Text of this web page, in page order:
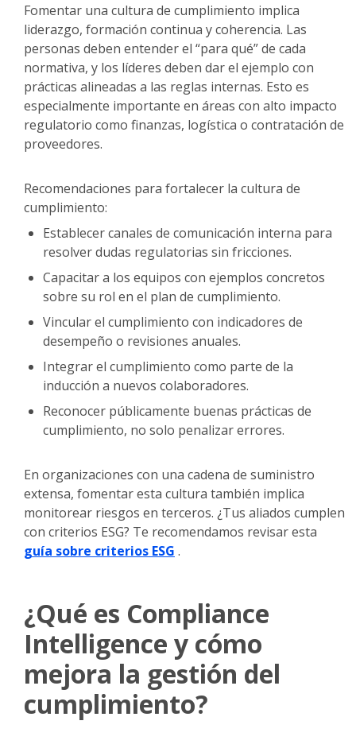
Fomentar una cultura de cumplimiento implica
liderazgo, formación continua y coherencia. Las
personas deben entender el “para qué” de cada
normativa, y los líderes deben dar el ejemplo con
prácticas alineadas a las reglas internas. Esto es
especialmente importante en áreas con alto impacto
regulatorio como finanzas, logística o contratación de
proveedores.
Recomendaciones para fortalecer la cultura de
cumplimiento:
Establecer canales de comunicación interna para
resolver dudas regulatorias sin fricciones.
Capacitar a los equipos con ejemplos concretos
sobre su rol en el plan de cumplimiento.
Vincular el cumplimiento con indicadores de
desempeño o revisiones anuales.
Integrar el cumplimiento como parte de la
inducción a nuevos colaboradores.
Reconocer públicamente buenas prácticas de
cumplimiento, no solo penalizar errores.
En organizaciones con una cadena de suministro
extensa, fomentar esta cultura también implica
monitorear riesgos en terceros. ¿Tus aliados cumplen
con criterios ESG? Te recomendamos revisar esta
guía sobre criterios ESG .
¿Qué es Compliance
Intelligence y cómo
mejora la gestión del
cumplimiento?